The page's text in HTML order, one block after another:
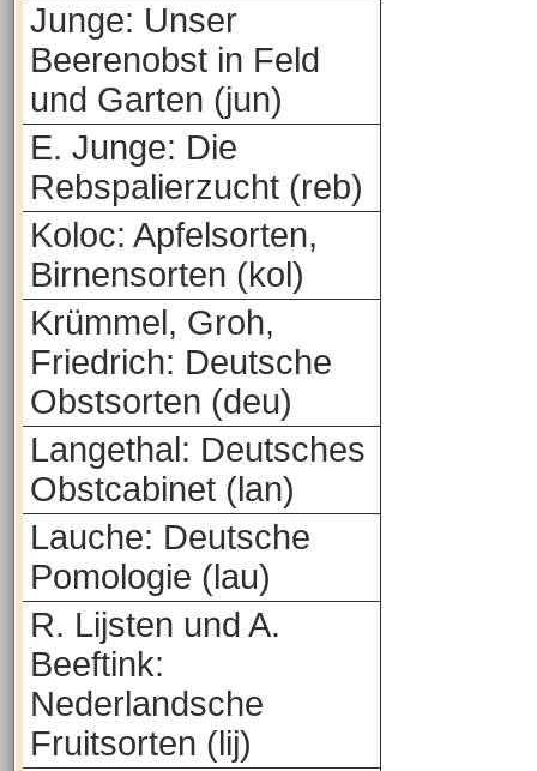
Junge: Unser
Beerenobst in Feld
und Garten (jun)
E. Junge: Die
Rebspalierzucht (reb)
Koloc: Apfelsorten,
Birnensorten (kol)
Krümmel, Groh,
Friedrich: Deutsche
Obstsorten (deu)
Langethal: Deutsches
Obstcabinet (lan)
Lauche: Deutsche
Pomologie (lau)
R. Lijsten und A.
Beeftink:
Nederlandsche
Fruitsorten (lij)